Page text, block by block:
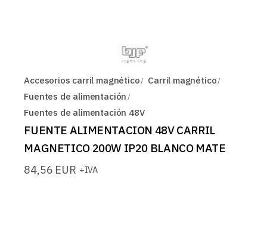
Accesorios carril magnético
Carril magnético
Fuentes de alimentación
Fuentes de alimentación 48V
FUENTE ALIMENTACION 48V CARRIL
MAGNETICO 200W IP20 BLANCO MATE
84,56 EUR +IVA